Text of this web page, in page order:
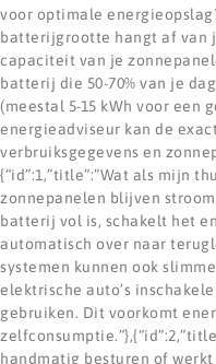
voor optimale
batterijgrootte hangt af van
capaciteit van je
batterij die 50-70% van je
(meestal 5-15 kWh voor een
energieadviseur kan de
verbruiksgegevens en
{“id”:1,”title”:”Wat als mijn
zonnepanelen blijven stroom
batterij vol is, schakelt het
automatisch over naar
systemen kunnen ook
elektrische auto’s
gebruiken. Dit voorkomt
handmatig besturen of werkt